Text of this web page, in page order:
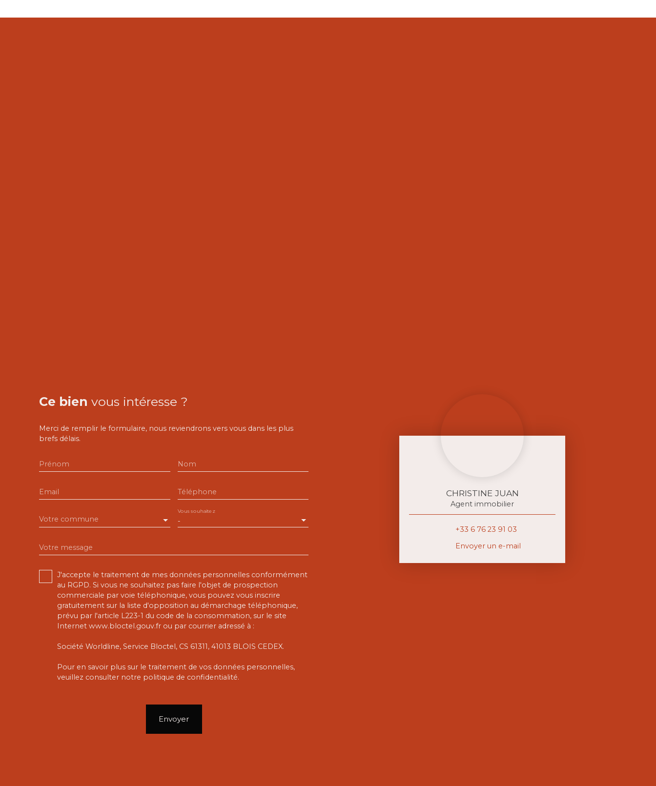
Ce bien vous intéresse ?
Merci de remplir le formulaire, nous reviendrons vers vous dans les plus
brefs délais.
Prénom Nom
Email Téléphone
Votre commune -
Vous souhaitez
Votre message
J'accepte le traitement de mes données personnelles conformément
au RGPD. Si vous ne souhaitez pas faire l'objet de prospection
commerciale par voie téléphonique, vous pouvez vous inscrire
gratuitement sur la liste d'opposition au démarchage téléphonique,
prévu par l'article L223-1 du code de la consommation, sur le site
Internet www.bloctel.gouv.fr ou par courrier adressé à :
Société Worldline, Service Bloctel, CS 61311, 41013 BLOIS CEDEX.
Pour en savoir plus sur le traitement de vos données personnelles,
veuillez consulter notre politique de confidentialité.
Envoyer
CHRISTINE JUAN
Agent immobilier
+33 6 76 23 91 03
Envoyer un e-mail